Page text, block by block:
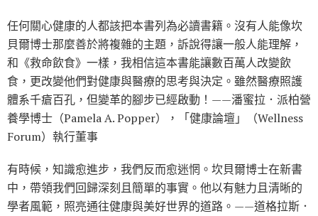
任何關心健康的人都該把本書列為必讀書籍。沒有人能像坎
貝爾博士那麼善於將複雜的主題，訴說得讓一般人能理解，
和《救命飲食》一樣，我相信這本書能讓數百萬人改變飲
食，更改變他們對健康與醫療的思考與決定。雖然醫療照護
體系千瘡百孔，但變革的腳步已經啟動！——潘蜜拉．派柏營
養學博士（Pamela A. Popper），「健康論壇」（Wellness
Forum）執行董事
有時候，知識愈進步，我們反而愈迷惘。坎貝爾博士在新書
中，帶領我們回歸深刻且簡單的事實。他以有魅力且清晰的
學者風範，照亮通往健康與美好世界的道路。——道格拉斯．